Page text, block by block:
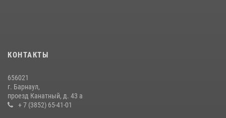
КОНТАКТЫ
656021
г. Барнаул,
проезд Канатный, д. 43 а
+ 7 (3852) 65-41-01